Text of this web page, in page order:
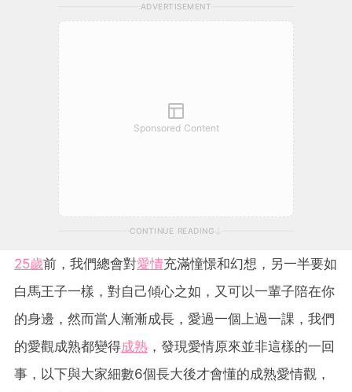
ADVERTISEMENT
Sponsored Content
CONTINUE READING
25歲前，我們總會對愛情充滿憧憬和幻想，另一半要如
白馬王子一樣，對自己傾心之如，又可以一輩子陪在你
的身邊，然而當人漸漸成長，愛過一個上過一課，我們
的愛觀成熟都變得成熟 ，發現愛情原來並非這樣的一回
事，以下與大家細數6個長大後才會懂的成熟愛情觀，